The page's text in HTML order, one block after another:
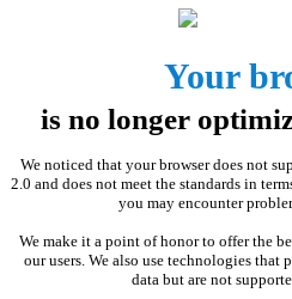
Chaussée de Wemmel /
Wemmelsesteenweg
Chaussée de Wemmel /
Wemmelsesteenweg
Bortonnestraat
Chaussée de Wemmel /
Wemmelsesteenweg
rue Henri Werriestraat
rue Gillebertusstraat
rue Adolphe
Vandenschrieckstraat
rue Van Bortonne / Van
Bortonnestraat
rue Henri Werriestraat
rue Adolphe
rue Van Bortonnestraat
rue Gustave Van
Huynegemstraat
Your
is no longer
We noticed that your browser does not
2.0 and does not meet the standards in
you may encounter
We make it a point of honor to offer the
our users. We also use technologies
data but are not